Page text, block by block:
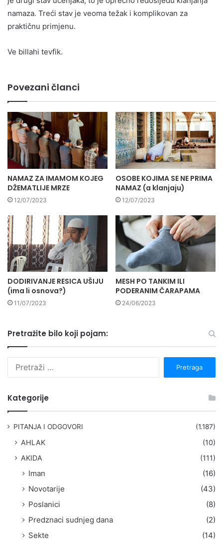
namaza. Treći stav je veoma težak i komplikovan za
praktičnu primjenu.
Ve billahi tevfik.
Povezani članci
NAMAZ ZA IMAMOM KOJEG
DŽEMATLIJE MRZE
12/07/2023
OSOBE KOJIMA SE NE PRIMA
NAMAZ (a klanjaju)
12/07/2023
DODIRIVANJE RESICA UŠIJU
(ima li osnova?)
11/07/2023
MESH PO TANKIM ILI
PODERANIM ČARAPAMA
24/06/2023
Pretražite bilo koji pojam:
Kategorije
PITANJA I ODGOVORI (1.187)
AHLAK
(10)
AKIDA
(111)
Iman
(16)
Novotarije
(43)
Poslanici
(8)
Predznaci sudnjeg dana
(2)
Sekte
(14)